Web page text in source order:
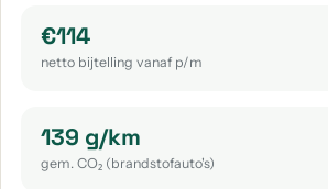
€114
netto bijtelling vanaf p/m
139 g/km
gem. CO₂ (brandstofauto's)